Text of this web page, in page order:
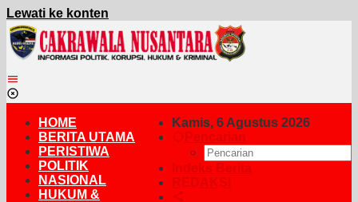
Lewati ke konten
Kamis, 6 Agustus 2026
Pencarian
Indeks Berita
REDAKSI
HOME
BERITA UTAMA
PERISTIWA
POLITIK
NASIONAL
HUKUM &